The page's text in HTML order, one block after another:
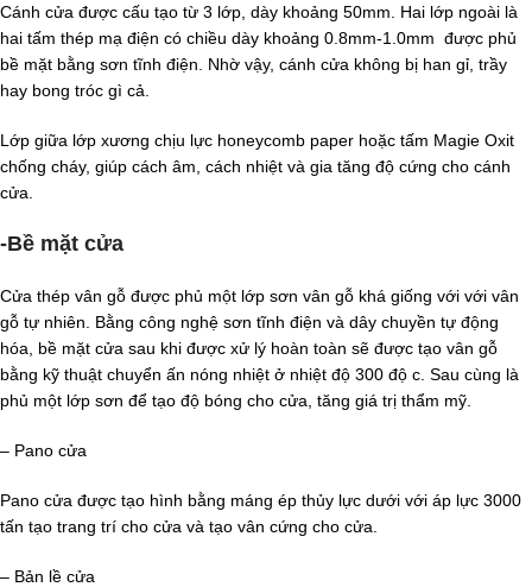
Cánh cửa được cấu tạo từ 3 lớp, dày khoảng 50mm. Hai lớp ngoài là
hai tấm thép mạ điện có chiều dày khoảng 0.8mm-1.0mm được phủ
bề mặt bằng sơn tĩnh điện. Nhờ vậy, cánh cửa không bị han gỉ, trầy
hay bong tróc gì cả.
Lớp giữa lớp xương chịu lực honeycomb paper hoặc tấm Magie Oxit
chống cháy, giúp cách âm, cách nhiệt và gia tăng độ cứng cho cánh
cửa.
-Bề mặt cửa
Cửa thép vân gỗ được phủ một lớp sơn vân gỗ khá giống với với vân
gỗ tự nhiên. Bằng công nghệ sơn tĩnh điện và dây chuyền tự động
hóa, bề mặt cửa sau khi được xử lý hoàn toàn sẽ được tạo vân gỗ
bằng kỹ thuật chuyển ấn nóng nhiệt ở nhiệt độ 300 độ c. Sau cùng là
phủ một lớp sơn để tạo độ bóng cho cửa, tăng giá trị thẩm mỹ.
– Pano cửa
Pano cửa được tạo hình bằng máng ép thủy lực dưới với áp lực 3000
tấn tạo trang trí cho cửa và tạo vân cứng cho cửa.
– Bản lề cửa